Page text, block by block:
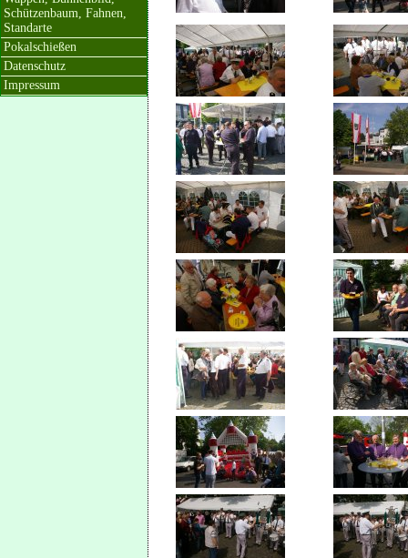
Schützenbaum, Fahnen,
Standarte
Pokalschießen
Datenschutz
Impressum